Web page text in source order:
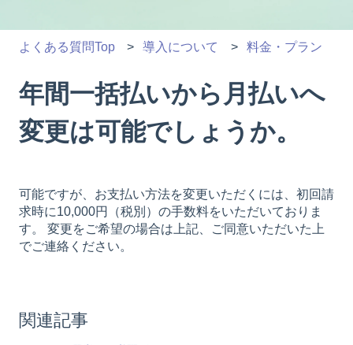
よくある質問Top 導入について 料金・プラン
年間一括払いから月払いへ
変更は可能でしょうか。
可能ですが、お支払い方法を変更いただくには、初回請
求時に10,000円（税別）の手数料をいただいておりま
す。 変更をご希望の場合は上記、ご同意いただいた上
でご連絡ください。
関連記事